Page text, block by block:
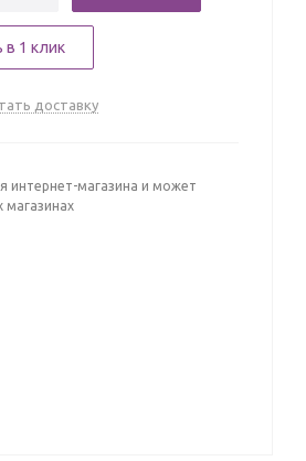
в 1 клик
доставку
интернет-магазина и может
магазинах